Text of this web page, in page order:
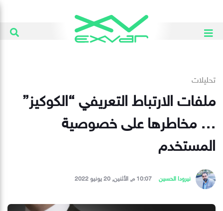
تحليلات
ملفات الارتباط التعريفي “الكوكيز”
… مخاطرها على خصوصية
المستخدم
نيرودا الحسين 10:07 م, الأثنين, 20 يونيو 2022